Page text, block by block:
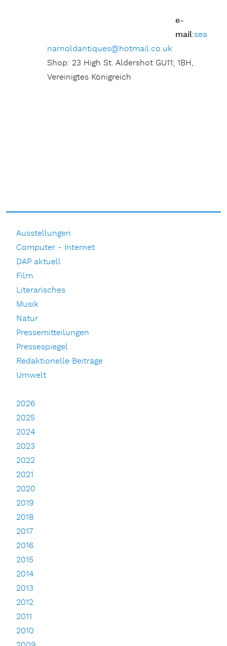
e-
mail:sea
narnoldantiques@hotmail.co.uk
Shop: 23 High St. Aldershot GU11; 1BH,
Vereinigtes Königreich
Ausstellungen
Computer - Internet
DAP aktuell
Film
Literarisches
Musik
Natur
Pressemitteilungen
Pressespiegel
Redaktionelle Beiträge
Umwelt
2026
2025
2024
2023
2022
2021
2020
2019
2018
2017
2016
2015
2014
2013
2012
2011
2010